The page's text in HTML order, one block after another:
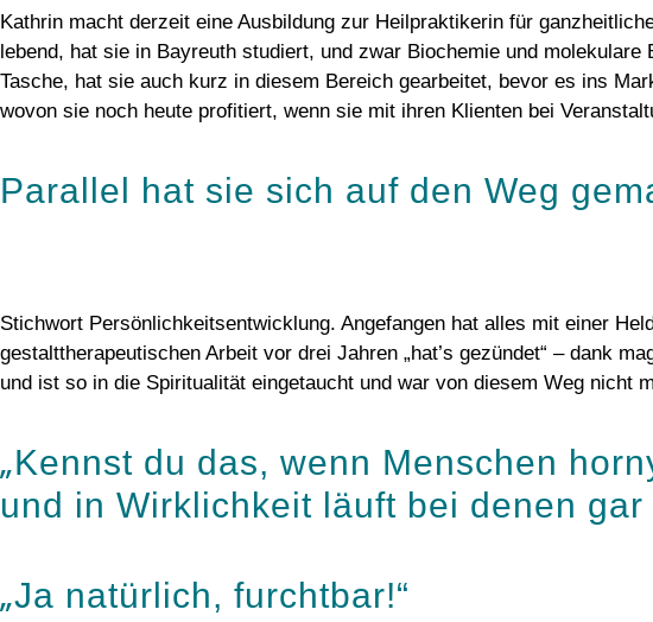
Kathrin macht derzeit eine Ausbildung zur Heilpraktikerin für
lebend, hat sie in Bayreuth studiert, und zwar Biochemie und
Tasche, hat sie auch kurz in diesem Bereich gearbeitet, bevor es ins
wovon sie noch heute profitiert, wenn sie mit ihren Klienten bei
Parallel hat sie sich auf den Weg
Stichwort Persönlichkeitsentwicklung. Angefangen hat alles mit einer
gestalttherapeutischen Arbeit vor drei Jahren „hat’s gezündet“ – dank
und ist so in die Spiritualität eingetaucht und war von diesem Weg nicht
„Kennst du das, wenn Menschen
und in Wirklichkeit läuft bei denen gar
„Ja natürlich, furchtbar!“